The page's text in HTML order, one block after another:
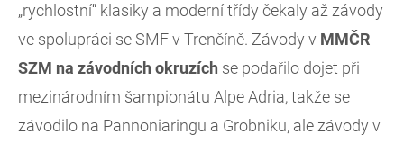
„rychlostní“ klasiky a moderní třídy čekaly až závody
ve spolupráci se SMF v Trenčíně. Závody v MMČR
SZM na závodních okruzích se podařilo dojet při
mezinárodním šampionátu Alpe Adria, takže se
závodilo na Pannoniaringu a Grobniku, ale závody v